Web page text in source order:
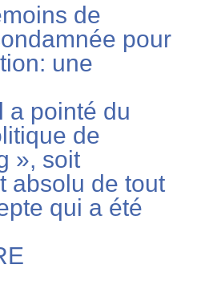
de
pour
une
a pointé du
de
», soit
absolu de tout
qui a été